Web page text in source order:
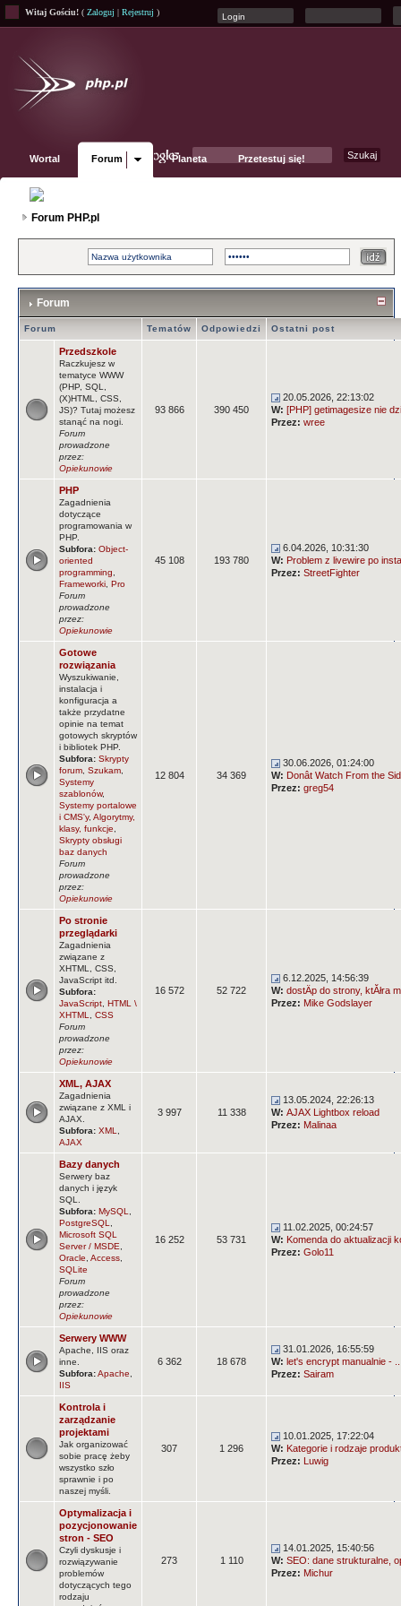
Witaj Gościu! ( Zaloguj | Rejestruj )
Wortal Forum Planeta Przetestuj się!
Forum PHP.pl
Forum
Forum Tematów Odpowiedzi Ostatni post
Przedszkole
Raczkujesz w
tematyce WWW
(PHP, SQL,
(X)HTML, CSS,
JS)? Tutaj możesz
stanąć na nogi.
Forum
prowadzone
przez:
Opiekunowie
93 866 390 450
20.05.2026, 22:13:02
W: [PHP] getimagesize nie
Przez: wree
PHP
Zagadnienia
dotyczące
programowania w
PHP.
Subfora: Object-
oriented
programming
Frameworki Pro
Forum
prowadzone
przez:
Opiekunowie
45 108 193 780
6.04.2026, 10:31:30
W: Problem z livewire po
Przez: StreetFighter
Gotowe
rozwiązania
Wyszukiwanie,
instalacja i
konfiguracja a
także przydatne
opinie na temat
gotowych skryptów
i bibliotek PHP.
Subfora: Skrypty
forum Szukam
Systemy
szablonów,
Systemy portalowe
i CMS'y, Algorytmy,
klasy, funkcje
Skrypty obsługi
baz danych
Forum
prowadzone
przez:
Opiekunowie
12 804 34 369
30.06.2026, 01:24:00
W: Donât Watch From the
Przez: greg54
Po stronie
przeglądarki
Zagadnienia
związane z
XHTML, CSS,
JavaScript itd.
Subfora:
JavaScript HTML \
XHTML
CSS
Forum
prowadzone
przez:
Opiekunowie
16 572 52 722
6.12.2025, 14:56:39
W: dostÄp do strony, ktĂłra
Przez: Mike Godslayer
XML, AJAX
Zagadnienia
związane z XML i
AJAX.
Subfora: XML
AJAX
3 997 11 338
13.05.2024, 22:26:13
W: AJAX Lightbox reload
Przez: Malinaa
Bazy danych
Serwery baz
danych i język
SQL.
Subfora: MySQL
PostgreSQL
Microsoft SQL
Server / MSDE
Oracle Access
SQLite
Forum
prowadzone
przez:
Opiekunowie
16 252 53 731
11.02.2025, 00:24:57
W: Komenda do aktualizacji
Przez: Golo11
Serwery WWW
Apache, IIS oraz
inne.
Subfora:Apache
IIS
6 362 18 678
31.01.2026, 16:55:59
W: let's encrypt manualnie -
Przez: Sairam
Kontrola i
zarządzanie
projektami
Jak organizować
sobie pracę żeby
wszystko szło
sprawnie i po
naszej myśli.
307 1 296
10.01.2025, 17:22:04
W: Kategorie i rodzaje
Przez: Luwig
Optymalizacja i
pozycjonowanie
stron - SEO
Czyli dyskusje i
rozwiązywanie
problemów
dotyczących tego
rodzaju
273 1 110
14.01.2025, 15:40:56
W: SEO: dane strukturalne,
Przez: Michur